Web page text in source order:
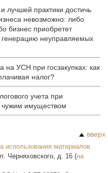
лучшей практики достичь
невозможно: либо
бизнес приобретет
генерацию неуправляемых
УСН при госзакупках: как
налог?
учета при
чужим имуществом
вверх
использования материалов
Черняховского, д. 16 (на